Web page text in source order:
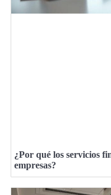
¿Por qué los servicios
empresas?